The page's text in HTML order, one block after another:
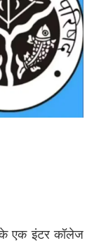
के एक इंटर कॉलेज